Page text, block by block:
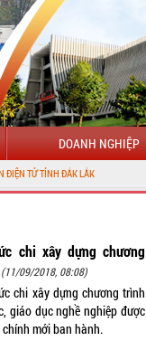
DOANH NGHIỆP
LẮK
chi xây dựng chương
(11/09/2018, 08:08)
chi xây dựng chương trình
giáo dục nghề nghiệp được
mới ban hành.